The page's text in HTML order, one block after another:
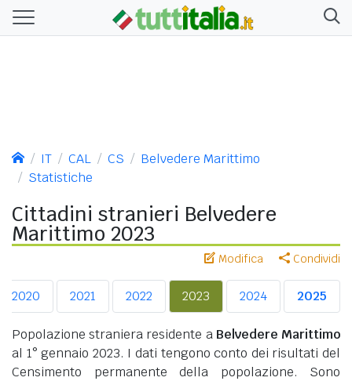
IT CAL CS
Belvedere Marittimo
Statistiche
Cittadini stranieri Belvedere
Marittimo 2023
Modifica Condividi
2020 2021 2022 2023 2024 2025
Popolazione straniera residente a Belvedere Marittimo
al 1° gennaio 2023. I dati tengono conto dei risultati del
Censimento permanente della popolazione. Sono